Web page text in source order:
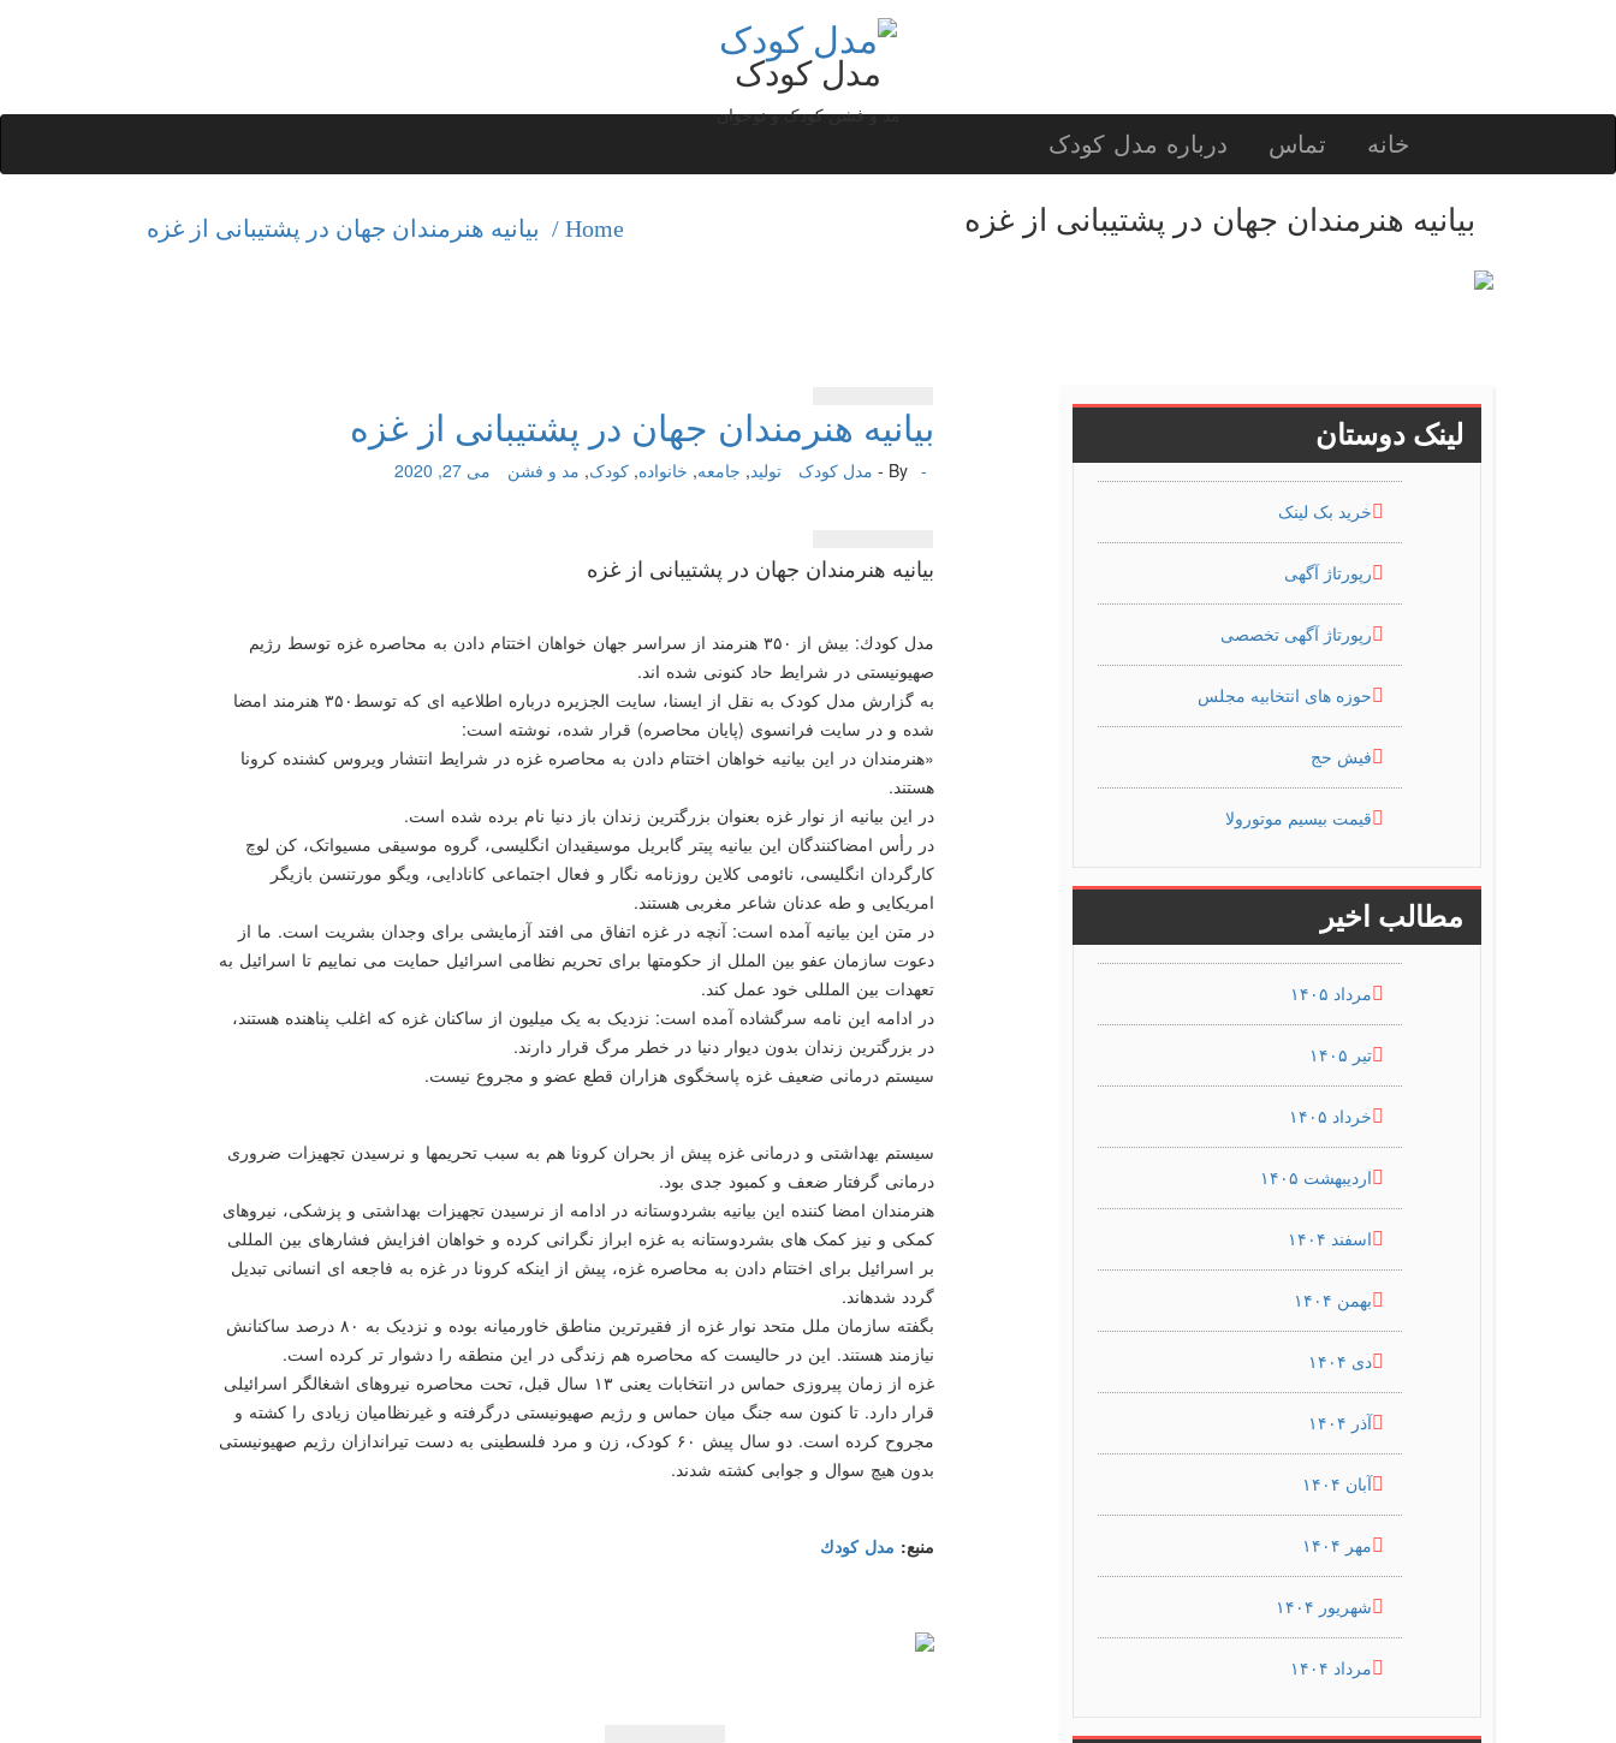
مدل کودک
مد و فشن کودک و نوجوان
خانه تماس درباره مدل کودک
Home / بیانیه هنرمندان جهان در پشتیبانی از غزه بیانیه هنرمندان جهان در پشتیبانی از غزه
بیانیه هنرمندان جهان در پشتیبانی از غزه
By - مدل کودک تولید, جامعه, خانواده, کودک, مد و فشن می 27, 2020 -
بیانیه هنرمندان جهان در پشتیبانی از غزه
مدل كودك: بیش از ۳۵۰ هنرمند از سراسر جهان خواهان اختتام دادن به محاصره غزه توسط رژیم
صهیونیستی در شرایط حاد كنونی شده اند.
به گزارش مدل کودک به نقل از ایسنا، سایت الجزیره درباره اطلاعیه ای که توسط۳۵۰ هنرمند امضا
شده و در سایت فرانسوی (پایان محاصره) قرار شده، نوشته است:
«هنرمندان در این بیانیه خواهان اختتام دادن به محاصره غزه در شرایط انتشار ویروس کشنده کرونا
هستند.
در این بیانیه از نوار غزه بعنوان بزرگترین زندان باز دنیا نام برده شده است.
در رأس امضاکنندگان این بیانیه پیتر گابریل موسیقیدان انگلیسی، گروه موسیقی مسیواتک، کن لوچ
کارگردان انگلیسی، نائومی کلاین روزنامه نگار و فعال اجتماعی کانادایی، ویگو مورتنسن بازیگر
امریکایی و طه عدنان شاعر مغربی هستند.
در متن این بیانیه آمده است: آنچه در غزه اتفاق می افتد آزمایشی برای وجدان بشریت است. ما از
دعوت سازمان عفو بین الملل از حکومتها برای تحریم نظامی اسرائیل حمایت می نماییم تا اسرائیل به
تعهدات بین المللی خود عمل کند.
در ادامه این نامه سرگشاده آمده است: نزدیک به یک میلیون از ساکنان غزه که اغلب پناهنده هستند،
در بزرگترین زندان بدون دیوار دنیا در خطر مرگ قرار دارند.
سیستم درمانی ضعیف غزه پاسخگوی هزاران قطع عضو و مجروع نیست.
سیستم بهداشتی و درمانی غزه پیش از بحران کرونا هم به سبب تحریمها و نرسیدن تجهیزات ضروری
درمانی گرفتار ضعف و کمبود جدی بود.
هنرمندان امضا کننده این بیانیه بشردوستانه در ادامه از نرسیدن تجهیزات بهداشتی و پزشکی، نیروهای
کمکی و نیز کمک های بشردوستانه به غزه ابراز نگرانی کرده و خواهان افزایش فشارهای بین المللی
بر اسرائیل برای اختتام دادن به محاصره غزه، پیش از اینکه کرونا در غزه به فاجعه ای انسانی تبدیل
گردد شدهاند.
بگفته سازمان ملل متحد نوار غزه از فقیرترین مناطق خاورمیانه بوده و نزدیک به ۸۰ درصد ساکنانش
نیازمند هستند. این در حالیست که محاصره هم زندگی در این منطقه را دشوار تر کرده است.
غزه از زمان پیروزی حماس در انتخابات یعنی ۱۳ سال قبل، تحت محاصره نیروهای اشغالگر اسرائیلی
قرار دارد. تا کنون سه جنگ میان حماس و رژیم صهیونیستی درگرفته و غیرنظامیان زیادی را کشته و
مجروح کرده است. دو سال پیش ۶۰ کودک، زن و مرد فلسطینی به دست تیراندازان رژیم صهیونیستی
بدون هیچ سوال و جوابی کشته شدند.
منبع: مدل كودك
لینک دوستان
خرید بک لینک
رپورتاژ آگهی
رپورتاژ آگهی تخصصی
حوزه های انتخابیه مجلس
فیش حج
قیمت بیسیم موتورولا
مطالب اخیر
مرداد ۱۴۰۵
تیر ۱۴۰۵
خرداد ۱۴۰۵
اردیبهشت ۱۴۰۵
اسفند ۱۴۰۴
بهمن ۱۴۰۴
دی ۱۴۰۴
آذر ۱۴۰۴
آبان ۱۴۰۴
مهر ۱۴۰۴
شهریور ۱۴۰۴
مرداد ۱۴۰۴